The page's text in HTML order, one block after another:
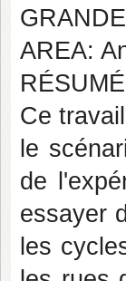
AREA:
Ce
le
de
essayer
les